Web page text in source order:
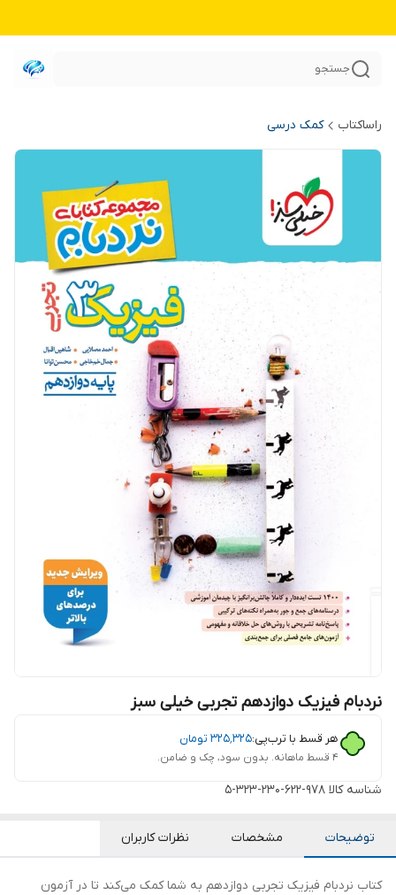
جستجو
راساکتاب کمک درسی
نردبام فیزیک دوازدهم تجربی خیلی سبز
هر قسط با ترب‌پی:۳۲۵٬۳۲۵ تومان
۴ قسط ماهانه. بدون سود، چک و ضامن.
شناسه کالا 978-622-230-323-5
توضیحات مشخصات نظرات کاربران
کتاب نردبام فیزیک تجربی دوازدهم به شما کمک می‌کند تا در آزمون